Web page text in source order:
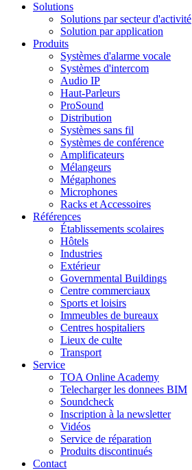
Solutions
Solutions par secteur d'activité
Solution par application
Produits
Systèmes d'alarme vocale
Systèmes d'intercom
Audio IP
Haut-Parleurs
ProSound
Distribution
Systèmes sans fil
Systèmes de conférence
Amplificateurs
Mélangeurs
Mégaphones
Microphones
Racks et Accessoires
Références
Établissements scolaires
Hôtels
Industries
Extérieur
Governmental Buildings
Centre commerciaux
Sports et loisirs
Immeubles de bureaux
Centres hospitaliers
Lieux de culte
Transport
Service
TOA Online Academy
Telecharger les donnees BIM
Soundcheck
Inscription à la newsletter
Vidéos
Service de réparation
Produits discontinués
Contact